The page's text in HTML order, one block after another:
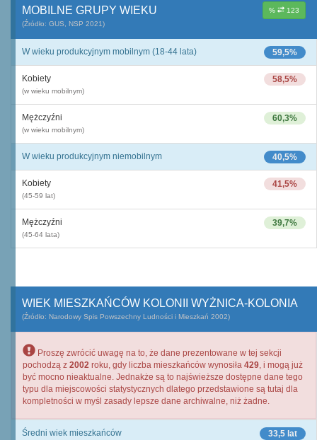
% 123
MOBILNE GRUPY WIEKU
(Źródło: GUS, NSP 2021)
59,5%
W wieku produkcyjnym mobilnym (18-44 lata)
58,5%
Kobiety
(w wieku mobilnym)
60,3%
Mężczyźni
(w wieku mobilnym)
40,5%
W wieku produkcyjnym niemobilnym
41,5%
Kobiety
(45-59 lat)
39,7%
Mężczyźni
(45-64 lata)
WIEK MIESZKAŃCÓW KOLONII WYŻNICA-KOLONIA
(Źródło: Narodowy Spis Powszechny Ludności i Mieszkań 2002)
Proszę zwrócić uwagę na to, że dane prezentowane w tej sekcji
pochodzą z 2002 roku, gdy liczba mieszkańców wynosiła 429, i mogą już
być mocno nieaktualne. Jednakże są to najświeższe dostępne dane tego
typu dla miejscowości statystycznych dlatego przedstawione są tutaj dla
kompletności w myśl zasady lepsze dane archiwalne, niż żadne.
33,5 lat
Średni wiek mieszkańców